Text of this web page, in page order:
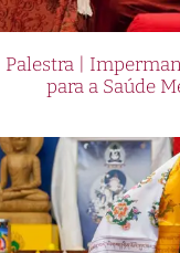
Palestra |
para a Saúde